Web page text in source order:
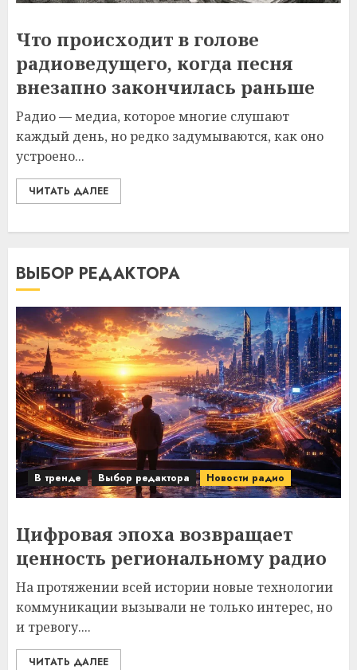
Что происходит в голове
радиоведущего, когда песня
внезапно закончилась раньше
Радио — медиа, которое многие слушают
каждый день, но редко задумываются, как оно
устроено...
ЧИТАТЬ ДАЛЕЕ
ВЫБОР РЕДАКТОРА
В тренде Выбор редактора Новости радио
Цифровая эпоха возвращает
ценность региональному радио
На протяжении всей истории новые технологии
коммуникации вызывали не только интерес, но
и тревогу....
ЧИТАТЬ ДАЛЕЕ